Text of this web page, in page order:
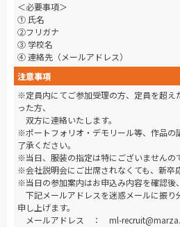
＜必要事項＞
① 氏名
②フリガナ
③ 学校名
④ 連絡先（メールアドレス）
注意事項
※定員内にてご参加受理の方、定員を超え
った方、
双方に連絡いたします。
※ポートフォリオ・デモリール等、作品の
了承ください。
※当日、服装の指定は特にございませんの
※会社説明会にご出席されなくても、新卒
※当日の参加案内はお申込み内容を確認後
下記メールアドレスを迷惑メールに振り
申し上げます。
メールアドレス ： ml-